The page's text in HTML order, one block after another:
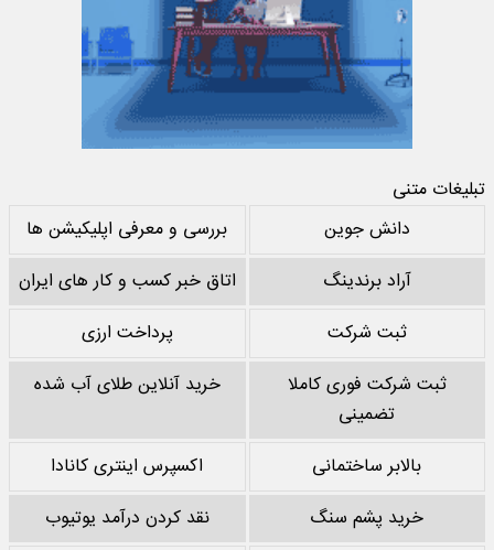
تبلیغات متنی
دانش جوین
بررسی و معرفی اپلیکیشن ها
آراد برندینگ
اتاق خبر کسب و کار های ایران
ثبت شرکت
پرداخت ارزی
ثبت شرکت فوری کاملا
تضمینی
خرید آنلاین طلای آب شده
بالابر ساختمانی
اکسپرس اینتری کانادا
خرید پشم سنگ
نقد کردن درآمد یوتیوب